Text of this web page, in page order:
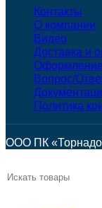
Контакты
О компании
Видео
Доставка и
Оформление
Вопрос/
Политика
ООО ПК